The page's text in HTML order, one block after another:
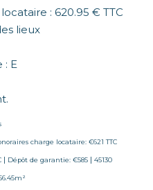
: 620.95 € TTC
lieux
E
charge locataire: €621 TTC
| Dépôt de garantie: €585 | 45130